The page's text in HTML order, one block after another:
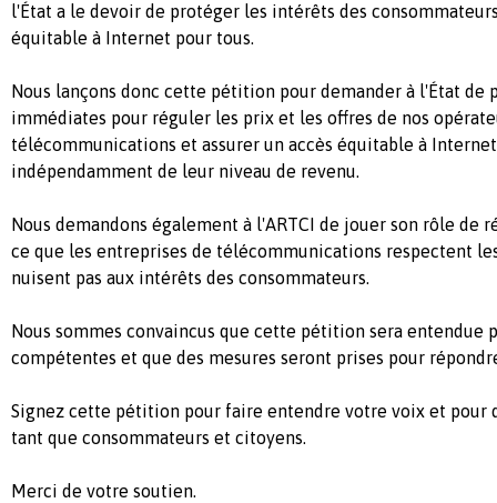
l'État a le devoir de protéger les intérêts des
équitable à Internet pour tous.
Nous lançons donc cette pétition pour demander à l'État de
immédiates pour réguler les prix et les offres de nos
télécommunications et assurer un accès équitable à
indépendamment de leur niveau de revenu.
Nous demandons également à l'ARTCI de jouer son rôle de
ce que les entreprises de télécommunications respectent
nuisent pas aux intérêts des consommateurs.
Nous sommes convaincus que cette pétition sera entendue
compétentes et que des mesures seront prises pour
Signez cette pétition pour faire entendre votre voix et pour
tant que consommateurs et citoyens.
Merci de votre soutien.